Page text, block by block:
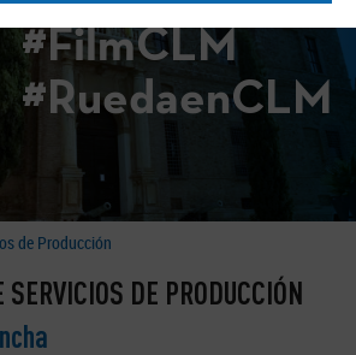
#FilmCLM
#RuedaenCLM
de Producción
SERVICIOS DE PRODUCCIÓN